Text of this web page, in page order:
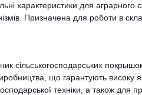
характеристики для аграрного
Призначена для роботи в
сільськогосподарських
що гарантують високу
техніки, а також для